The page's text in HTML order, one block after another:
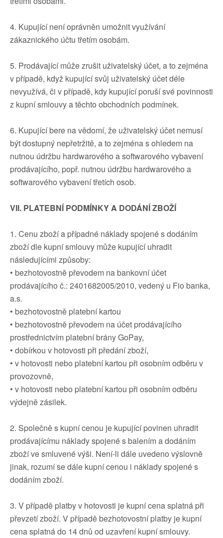
4. Kupující není oprávněn umožnit využívání
zákaznického účtu třetím osobám.
5. Prodávající může zrušit uživatelský účet, a to zejména
v případě, když kupující svůj uživatelský účet déle
nevyužívá, či v případě, kdy kupující poruší své povinnosti
z kupní smlouvy a těchto obchodních podmínek.
6. Kupující bere na vědomí, že uživatelský účet nemusí
být dostupný nepřetržitě, a to zejména s ohledem na
nutnou údržbu hardwarového a softwarového vybavení
prodávajícího, popř. nutnou údržbu hardwarového a
softwarového vybavení třetích osob.
VII. PLATEBNÍ PODMÍNKY A DODÁNÍ ZBOŽÍ
1. Cenu zboží a případné náklady spojené s dodáním
zboží dle kupní smlouvy může kupující uhradit
následujícími způsoby:
• bezhotovostně převodem na bankovní účet
prodávajícího č.: 2401682005/2010, vedený u Fio banka,
a.s.
• bezhotovostně platební kartou
• bezhotovostně převodem na účet prodávajícího
prostřednictvím platební brány GoPay,
• dobírkou v hotovosti při předání zboží,
• v hotovosti nebo platební kartou při osobním odběru v
provozovně,
• v hotovosti nebo platební kartou při osobním odběru
výdejně zásilek.
2. Společně s kupní cenou je kupující povinen uhradit
prodávajícímu náklady spojené s balením a dodáním
zboží ve smluvené výši. Není-li dále uvedeno výslovně
jinak, rozumí se dále kupní cenou i náklady spojené s
dodáním zboží.
3. V případě platby v hotovosti je kupní cena splatná při
převzetí zboží. V případě bezhotovostní platby je kupní
cena splatná do 14 dnů od uzavření kupní smlouvy.